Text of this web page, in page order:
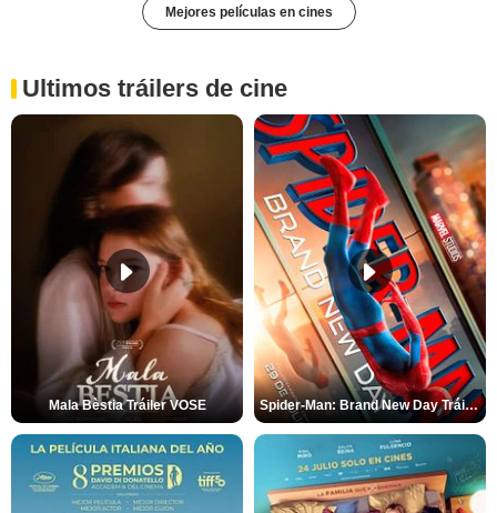
Mejores películas en cines
Ultimos tráilers de cine
Mala Bèstia Tráiler VOSE Spider-Man: Brand New Day Tráiler (3)